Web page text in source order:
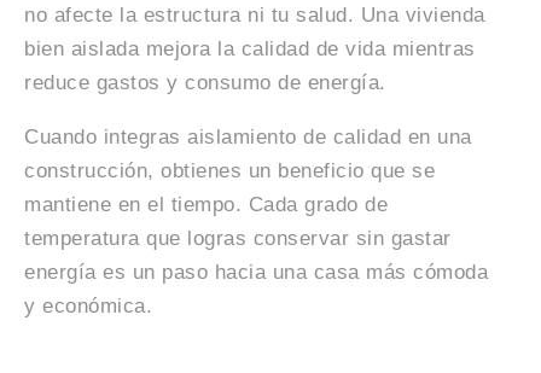
no afecte la estructura ni tu salud. Una vivienda
bien aislada mejora la calidad de vida mientras
reduce gastos y consumo de energía.
Cuando integras aislamiento de calidad en una
construcción, obtienes un beneficio que se
mantiene en el tiempo. Cada grado de
temperatura que logras conservar sin gastar
energía es un paso hacia una casa más cómoda
y económica.